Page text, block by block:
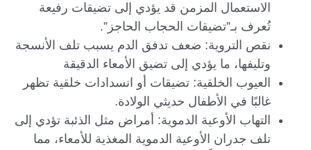
الاستعمال المزمن قد يؤدي إلى تضيقات رفيعة
تُعرف بـ”تضيقات الحجاب الحاجز”.
نقص التروية: ضعف تدفق الدم يسبب تلف الأنسجة
وتليفها، ما يؤدي إلى تضيق الأمعاء الدقيقة
العيوب الخلقية: تضيقات أو انسدادات خلقية تظهر
غالبًا في الأطفال حديثي الولادة.
التهاب الأوعية الدموية: أمراض مثل الذئبة تؤدي إلى
تلف جدران الأوعية الدموية المغذية للأمعاء، مما